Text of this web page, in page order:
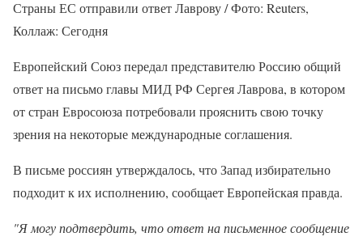
Страны ЕС отправили ответ Лаврову / Фото: Reuters,
Коллаж: Сегодня
Европейский Союз передал представителю Россию общий
ответ на письмо главы МИД РФ Сергея Лаврова, в котором
от стран Евросоюза потребовали прояснить свою точку
зрения на некоторые международные соглашения.
В письме россиян утверждалось, что Запад избирательно
подходит к их исполнению, сообщает Европейская правда.
"Я могу подтвердить, что ответ на письменное сообщение